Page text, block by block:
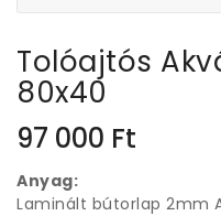
Tolóajtós
80x40
97 000 Ft
Anyag:
Laminált bútorlap 2mm